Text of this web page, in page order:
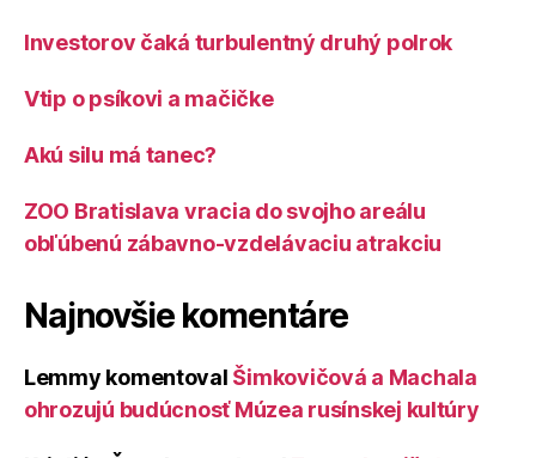
Investorov čaká turbulentný druhý polrok
Vtip o psíkovi a mačičke
Akú silu má tanec?
ZOO Bratislava vracia do svojho areálu
obľúbenú zábavno-vzdelávaciu atrakciu
Najnovšie komentáre
Lemmy komentoval Šimkovičová a Machala
ohrozujú budúcnosť Múzea rusínskej kultúry